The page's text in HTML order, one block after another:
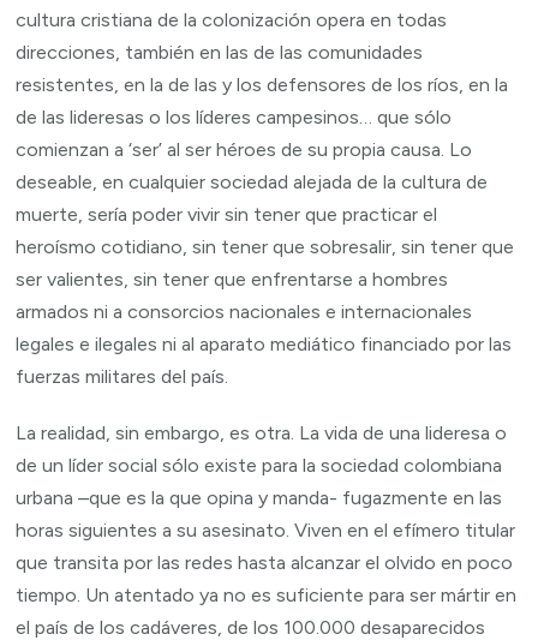
cultura cristiana de la colonización opera en todas
direcciones, también en las de las comunidades
resistentes, en la de las y los defensores de los ríos, en la
de las lideresas o los líderes campesinos… que sólo
comienzan a ‘ser’ al ser héroes de su propia causa. Lo
deseable, en cualquier sociedad alejada de la cultura de
muerte, sería poder vivir sin tener que practicar el
heroísmo cotidiano, sin tener que sobresalir, sin tener que
ser valientes, sin tener que enfrentarse a hombres
armados ni a consorcios nacionales e internacionales
legales e ilegales ni al aparato mediático financiado por las
fuerzas militares del país.
La realidad, sin embargo, es otra. La vida de una lideresa o
de un líder social sólo existe para la sociedad colombiana
urbana –que es la que opina y manda- fugazmente en las
horas siguientes a su asesinato. Viven en el efímero titular
que transita por las redes hasta alcanzar el olvido en poco
tiempo. Un atentado ya no es suficiente para ser mártir en
el país de los cadáveres, de los 100.000 desaparecidos